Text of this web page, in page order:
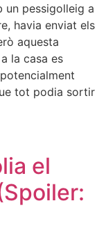
un pessigolleig a
havia enviat els
aquesta
la casa es
tot podia sortir
el